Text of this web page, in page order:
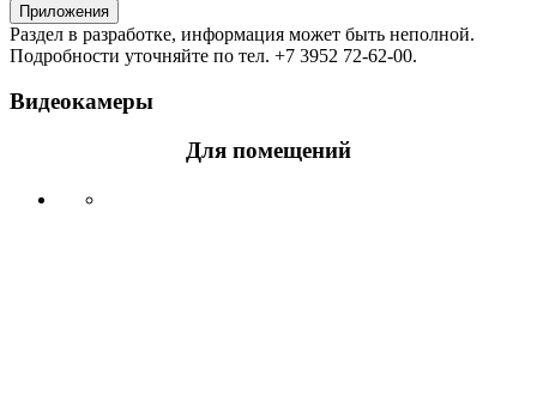
Приложения
Раздел в разработке, информация может быть неполной.
Подробности уточняйте по тел. +7 3952 72-62-00.
Видеокамеры
Для помещений